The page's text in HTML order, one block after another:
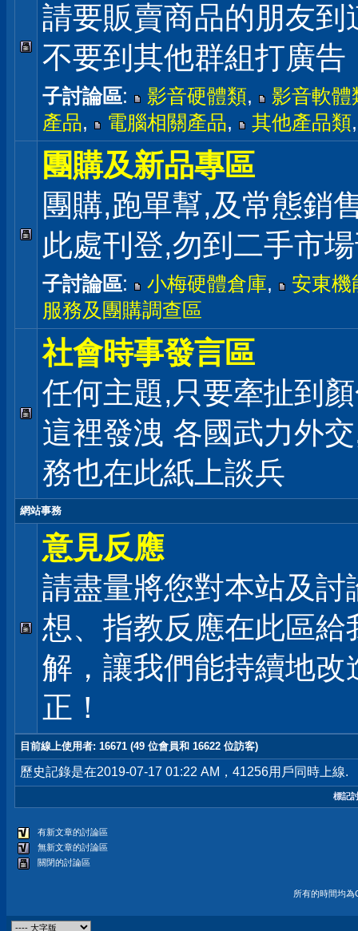
請要販賣商品的朋友到
不要到其他群組打廣告
子討論區: 影音硬體類,
影音軟體
產品, 電腦相關產品, 其他產品類
團購及新品專區
團購,跑單幫,及常態銷
此處刊登,勿到二手市
子討論區: 小梅硬體倉庫,
安東機
服務及團購調查區
社會時事發言區
任何主題,只要牽扯到
這裡發洩 各國武力外
務也在此紙上談兵
網站事務
意見反應
請盡量將您對本站及討
想、指教反應在此區給
解，讓我們能持續地改
正！
目前線上使用者: 16671 (49 位會員和 16622 位訪客)
歷史記錄是在2019-07-17 01:22 AM，41256用戶同時上線.
標記
有新文章的討論區
無新文章的討論區
關閉的討論區
所有的時間均為